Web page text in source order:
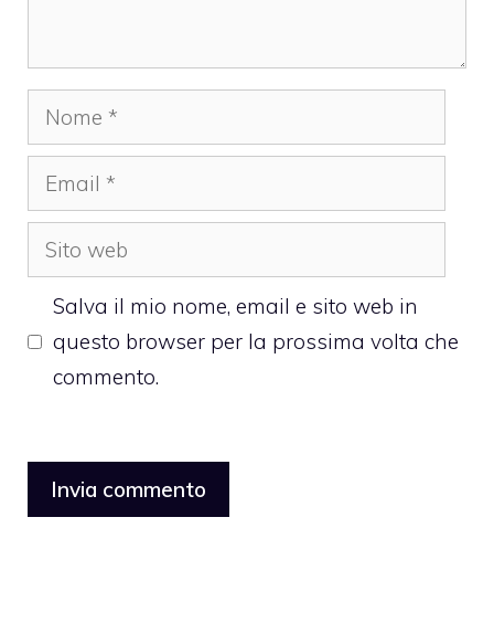
Nome
Email
Sito
web
Salva il mio nome, email e sito web in
questo browser per la prossima volta che
commento.